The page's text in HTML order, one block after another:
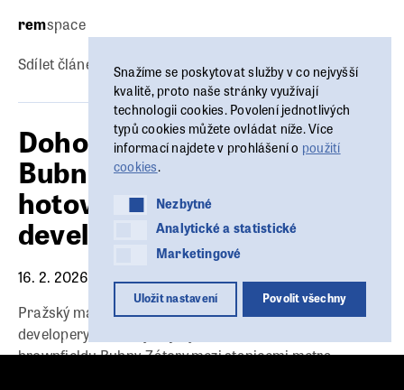
remspace
Sdílet článek:
Dohoda o rozvoji
Bubnů‑Zátor má být letos
hotová, Praha jedná s
developery
16. 2. 2026
Pražský magistrát finalizuje plánovací smlouvu s
developery, kteří chystají výstavbu nové čtvrti na
brownfieldu Bubny‑Zátory mezi stanicemi metra
Snažíme se poskytovat služby v co nejvyšší
kvalitě, proto naše stránky využívají
technologii cookies. Povolení jednotlivých
typů cookies můžete ovládat níže. Více
informací najdete v prohlášení o použití
cookies.
NezbytnéNezbytné
Analytické a statistické
Analytické a statistické
Marketingové
Marketingové
Uložit nastavení Povolit všechny